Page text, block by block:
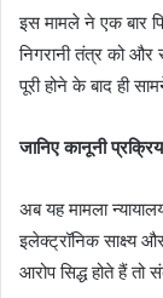
इस मामले ने एक बार
निगरानी तंत्र को
पूरी होने के बाद ही
जानिए कानूनी
अब यह मामला
इलेक्ट्रॉनिक साक्ष्य
आरोप सिद्ध होते हैं तो